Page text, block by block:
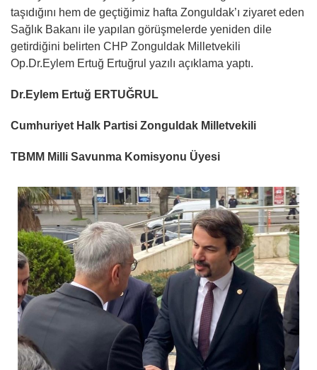
taşıdığını hem de geçtiğimiz hafta Zonguldak’ı ziyaret eden
Sağlık Bakanı ile yapılan görüşmelerde yeniden dile
getirdiğini belirten CHP Zonguldak Milletvekili
Op.Dr.Eylem Ertuğ Ertuğrul yazılı açıklama yaptı.
Dr.Eylem Ertuğ ERTUĞRUL
Cumhuriyet Halk Partisi Zonguldak Milletvekili
TBMM Milli Savunma Komisyonu Üyesi